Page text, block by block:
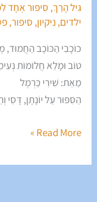
גִּיל הָרַךְ, סִיפּוּר אֶחָד
ילדים, ניקיון, סיפור,
כוֹכָבִי הַכּוֹכָב הַחֲמוּד,
טוֹב וּמָלֵא חֲלוֹמוֹת
מֵאֵת: שִׁירִי כַּרְמֶל
הַסִּפּוּר עַל יוֹנָתָן, דָּסִי
Read More »